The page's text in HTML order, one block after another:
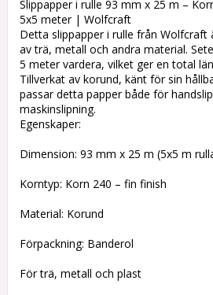
Slippapper i rulle 93 mm x 25 m –
5x5 meter | Wolfcraft
Detta slippapper i rulle från Wolfcraft
av trä, metall och andra material.
5 meter vardera, vilket ger en total
Tillverkat av korund, känt för sin
passar detta papper både för
maskinslipning.
Egenskaper:
Dimension: 93 mm x 25 m (5x5 m
Korntyp: Korn 240 – fin finish
Material: Korund
Förpackning: Banderol
För trä, metall och plast